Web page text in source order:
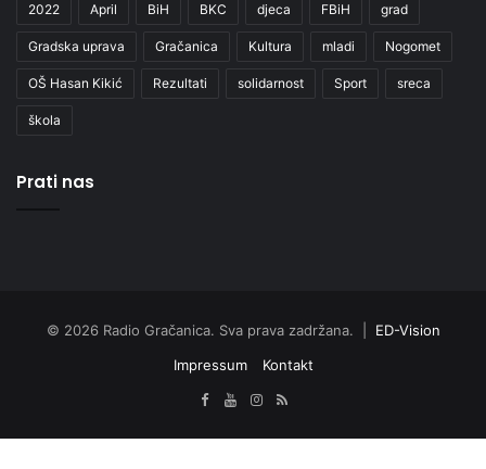
2022 April BiH BKC djeca FBiH grad
Gradska uprava Gračanica Kultura mladi Nogomet
OŠ Hasan Kikić Rezultati solidarnost Sport sreca
škola
Prati nas
© 2026 Radio Gračanica. Sva prava zadržana. | ED-Vision
Impressum
Kontakt